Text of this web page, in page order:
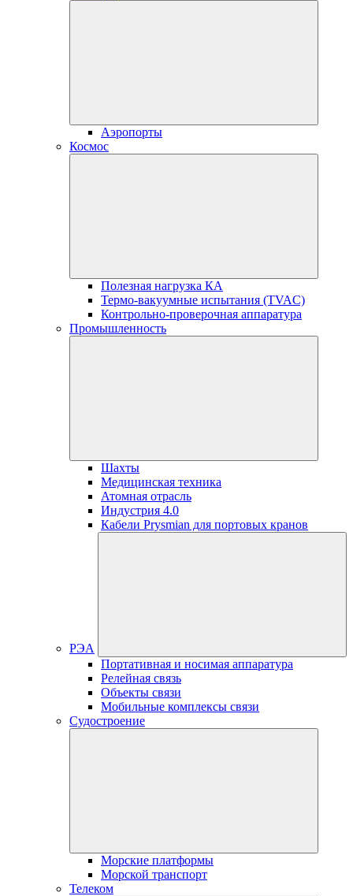
Аэропорты
Космос
Полезная нагрузка КА
Термо-вакуумные испытания (TVAC)
Контрольно-проверочная аппаратура
Промышленность
Шахты
Медицинская техника
Атомная отрасль
Индустрия 4.0
Кабели Prysmian для портовых кранов
РЭА
Портативная и носимая аппаратура
Релейная связь
Объекты связи
Мобильные комплексы связи
Судостроение
Морские платформы
Морской транспорт
Телеком